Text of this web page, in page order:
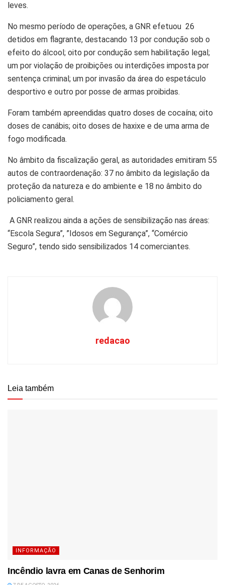
leves.
No mesmo período de operações, a GNR efetuou 26
detidos em flagrante, destacando 13 por condução sob o
efeito do álcool; oito por condução sem habilitação legal;
um por violação de proibições ou interdições imposta por
sentença criminal; um por invasão da área do espetáculo
desportivo e outro por posse de armas proibidas.
Foram também apreendidas quatro doses de cocaína; oito
doses de canábis; oito doses de haxixe e de uma arma de
fogo modificada.
No âmbito da fiscalização geral, as autoridades emitiram 55
autos de contraordenação: 37 no âmbito da legislação da
proteção da natureza e do ambiente e 18 no âmbito do
policiamento geral.
A GNR realizou ainda a ações de sensibilização nas áreas:
“Escola Segura”, ”Idosos em Segurança”, “Comércio
Seguro”, tendo sido sensibilizados 14 comerciantes.
redacao
Leia também
INFORMAÇÃO
Incêndio lavra em Canas de Senhorim